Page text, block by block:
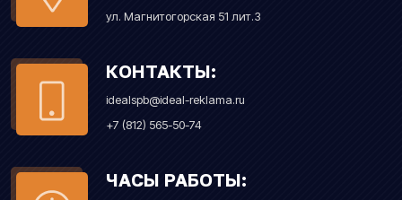
ул. Магнитогорская 51 лит.З
КОНТАКТЫ:
idealspb@ideal-reklama.ru
+7 (812) 565-50-74
ЧАСЫ РАБОТЫ: